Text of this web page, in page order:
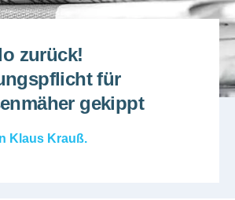
zurück!
für
gekippt
Klaus Krauß.